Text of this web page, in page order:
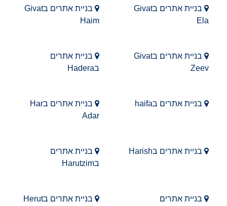
בניית אתרים בGivat
Ela
בניית אתרים בGivat
Haim
בניית אתרים בGivat
Zeev
בניית אתרים
בHadera
בניית אתרים בhaifa
בניית אתרים בHar
Adar
בניית אתרים בHarish
בניית אתרים
בHarutzim
בניית אתרים
בניית אתרים בHerut